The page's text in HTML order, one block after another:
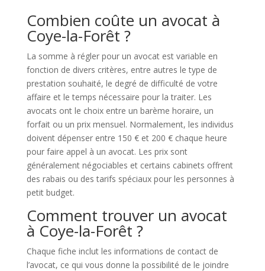
Combien coûte un avocat à
Coye-la-Forêt ?
La somme à régler pour un avocat est variable en
fonction de divers critères, entre autres le type de
prestation souhaité, le degré de difficulté de votre
affaire et le temps nécessaire pour la traiter. Les
avocats ont le choix entre un barème horaire, un
forfait ou un prix mensuel. Normalement, les individus
doivent dépenser entre 150 € et 200 € chaque heure
pour faire appel à un avocat. Les prix sont
généralement négociables et certains cabinets offrent
des rabais ou des tarifs spéciaux pour les personnes à
petit budget.
Comment trouver un avocat
à Coye-la-Forêt ?
Chaque fiche inclut les informations de contact de
l’avocat, ce qui vous donne la possibilité de le joindre